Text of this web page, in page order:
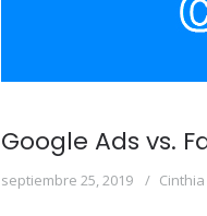
Google Ads vs.
septiembre 25, 2019